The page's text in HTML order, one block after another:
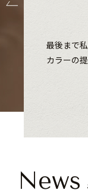
最後まで
カラーの
News